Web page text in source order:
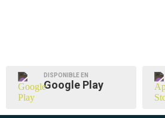
DISPONIBLE EN
Google Play